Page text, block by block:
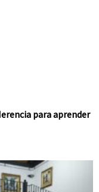
para aprender